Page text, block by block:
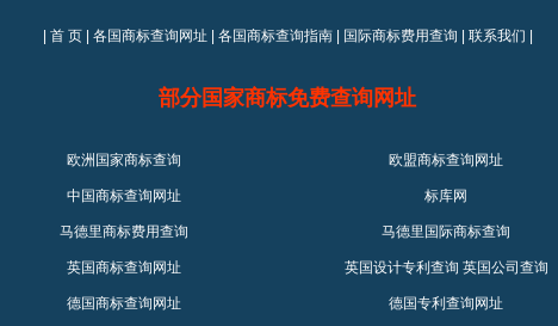
首 页| 各国商标查询网址 各国商标查询指南| 国际商标费用查询 联系我们
部分国家商标免费查询网址
欧洲国家商标查询 欧盟商标查询网址
中国商标查询网址 标库网
马德里商标费用查询 马德里国际商标查询
英国商标查询网址 英国设计专利查询 英国公司查询
德国商标查询网址 德国专利查询网址